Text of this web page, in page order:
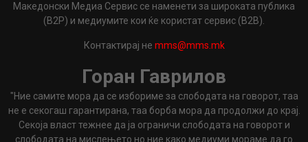
Македонски Медиа Сервис се наменети за широката публика
(B2P) и медиумите кои ќе користат сервис (B2B).
Контактирај не mms@mms.mk
Горан Гаврилов
"Ние самите мора да се избориме за слободата на говорот, таа
не е секогаш гарантирана, таа борба мора да продолжи до крај.
Секоја власт тежнее да ја ограничи слободата на говорот и
слободата на мислењето но ние како медиуми мораме да го